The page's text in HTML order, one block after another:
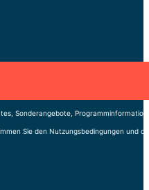
Sonderangebote,
Sie den Nutzungsbedingungen und